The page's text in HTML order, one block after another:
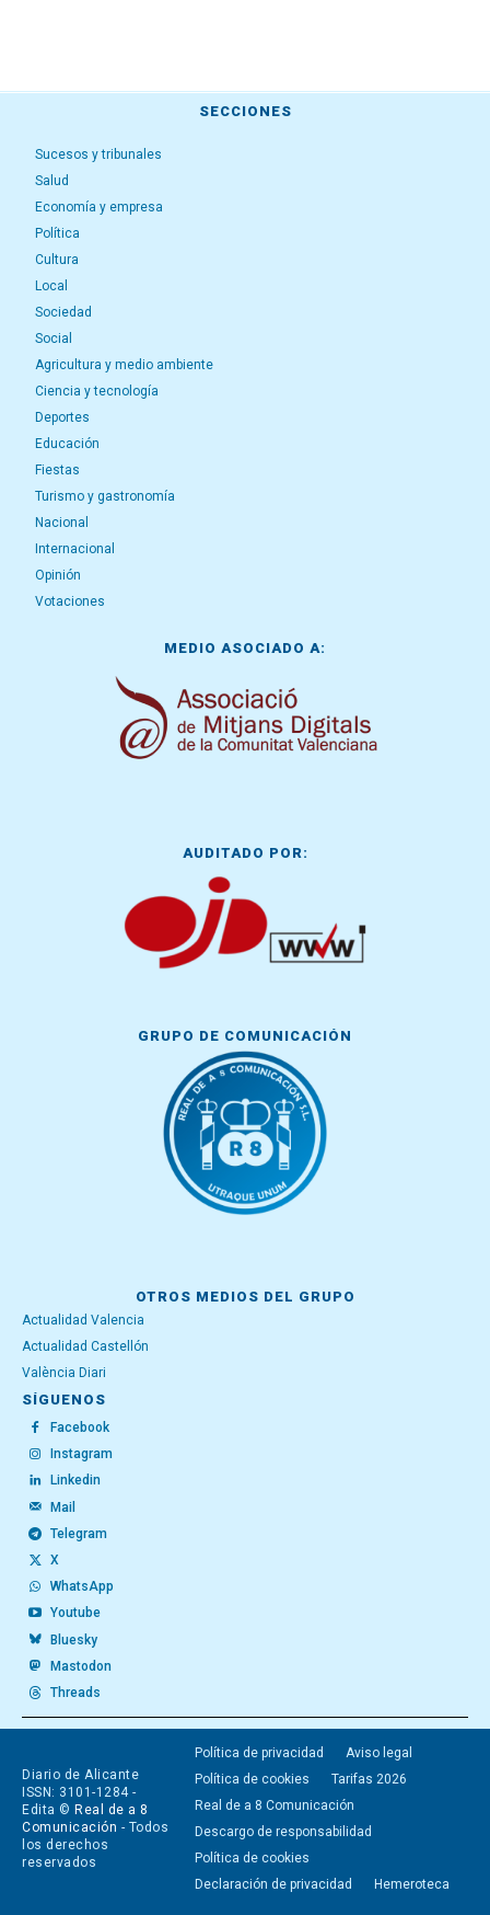
SECCIONES
Sucesos y tribunales
Salud
Economía y empresa
Política
Cultura
Local
Sociedad
Social
Agricultura y medio ambiente
Ciencia y tecnología
Deportes
Educación
Fiestas
Turismo y gastronomía
Nacional
Internacional
Opinión
Votaciones
MEDIO ASOCIADO A:
AUDITADO POR:
GRUPO DE COMUNICACIÓN
OTROS MEDIOS DEL GRUPO
Actualidad Valencia
Actualidad Castellón
València Diari
SÍGUENOS
Facebook
Instagram
Linkedin
Mail
Telegram
X
WhatsApp
Youtube
Bluesky
Mastodon
Threads
Diario de Alicante
ISSN: 3101-1284 -
Edita © Real de a 8
Comunicación - Todos
los derechos
reservados
Política de privacidad
Aviso legal
Política de cookies
Tarifas 2026
Real de a 8 Comunicación
Descargo de responsabilidad
Política de cookies
Declaración de privacidad
Hemeroteca